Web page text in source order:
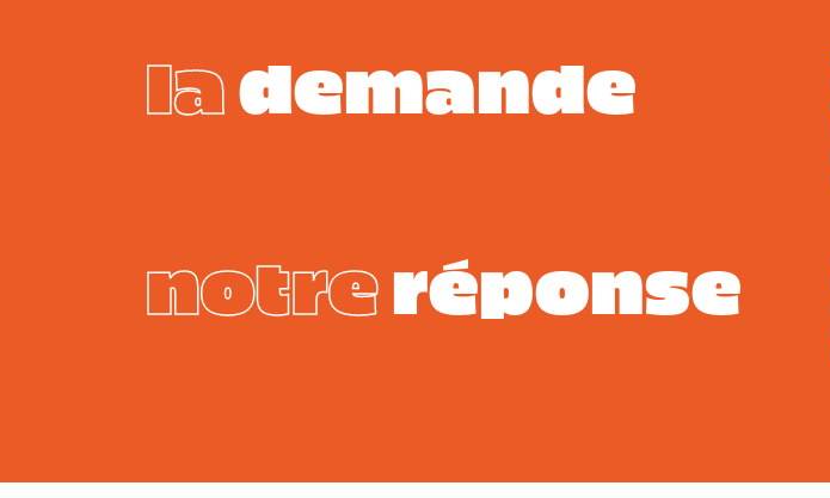
lademande
notreréponse